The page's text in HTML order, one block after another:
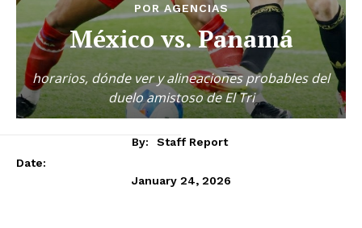
POR AGENCIAS
México vs. Panamá
horarios, dónde ver y alineaciones probables del
duelo amistoso de El Tri
By:
Staff Report
Date:
January 24, 2026